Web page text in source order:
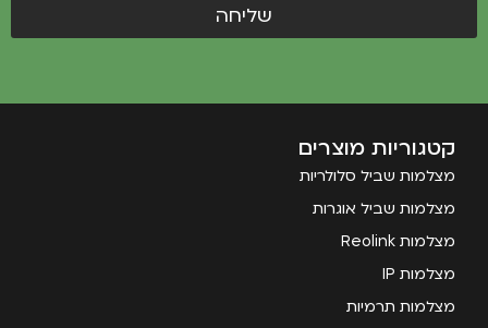
שליחה
קטגוריות מוצרים
מצלמות שביל סלולריות
מצלמות שביל אוגרות
מצלמות Reolink
מצלמות IP
מצלמות תרמיות